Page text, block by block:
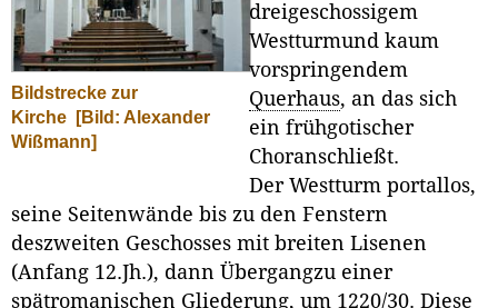
Bildstrecke zur
Kirche
[Bild: Alexander
Wißmann]
dreigeschossigem
Westturmund kaum
vorspringendem
Querhaus, an das sich
ein frühgotischer
Choranschließt.
Der Westturm portallos,
seine Seitenwände bis zu den Fenstern
deszweiten Geschosses mit breiten Lisenen
(Anfang 12.Jh.), dann Übergangzu einer
spätromanischen Gliederung, um 1220/30. Diese